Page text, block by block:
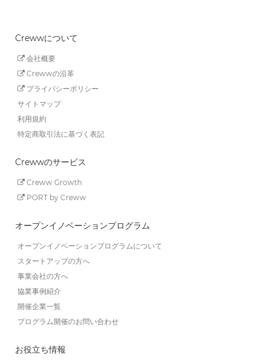
Crewwについて
会社概要
Crewwの沿革
プライバシーポリシー
サイトマップ
利用規約
特定商取引法に基づく表記
Crewwのサービス
Creww Growth
PORT by Creww
オープンイノベーションプログラム
オープンイノベーションプログラムについて
スタートアップの方へ
事業会社の方へ
協業事例紹介
開催企業一覧
プログラム開催のお問い合わせ
お役立ち情報